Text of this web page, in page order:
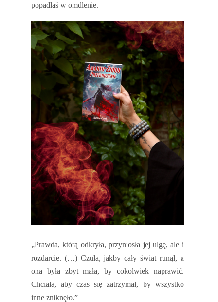
popadłaś w omdlenie.
„Prawda, którą odkryła, przyniosła jej ulgę, ale i
rozdarcie. (…) Czuła, jakby cały świat runął, a
ona była zbyt mała, by cokolwiek naprawić.
Chciała, aby czas się zatrzymał, by wszystko
inne zniknęło.”